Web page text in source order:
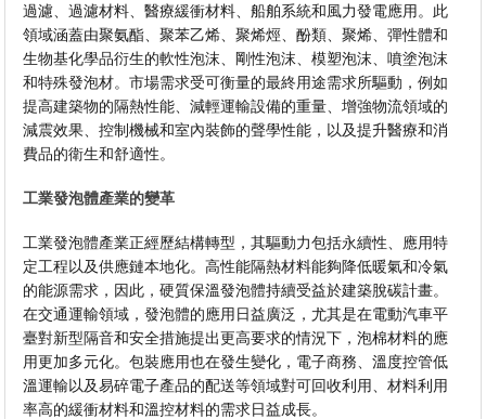
過濾、過濾材料、醫療緩衝材料、船舶系統和風力發電應用。此
領域涵蓋由聚氨酯、聚苯乙烯、聚烯烴、酚類、聚烯、彈性體和
生物基化學品衍生的軟性泡沫、剛性泡沫、模塑泡沫、噴塗泡沫
和特殊發泡材。市場需求受可衡量的最終用途需求所驅動，例如
提高建築物的隔熱性能、減輕運輸設備的重量、增強物流領域的
減震效果、控制機械和室內裝飾的聲學性能，以及提升醫療和消
費品的衛生和舒適性。
工業發泡體產業的變革
工業發泡體產業正經歷結構轉型，其驅動力包括永續性、應用特
定工程以及供應鏈本地化。高性能隔熱材料能夠降低暖氣和冷氣
的能源需求，因此，硬質保溫發泡體持續受益於建築脫碳計畫。
在交通運輸領域，發泡體的應用日益廣泛，尤其是在電動汽車平
臺對新型隔音和安全措施提出更高要求的情況下，泡棉材料的應
用更加多元化。包裝應用也在發生變化，電子商務、溫度控管低
溫運輸以及易碎電子產品的配送等領域對可回收利用、材料利用
率高的緩衝材料和溫控材料的需求日益成長。